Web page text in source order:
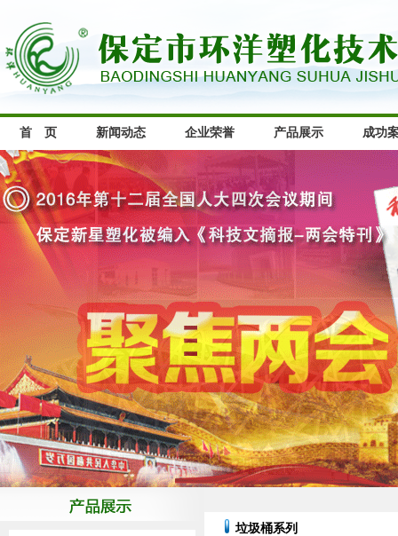
首 页 新闻动态 企业荣誉 产品展示 成功
垃圾桶系列